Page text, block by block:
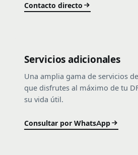
Contacto directo
Servicios adicionales
Una amplia gama de servicios
que disfrutes al máximo de tu
su vida útil.
Consultar por WhatsApp